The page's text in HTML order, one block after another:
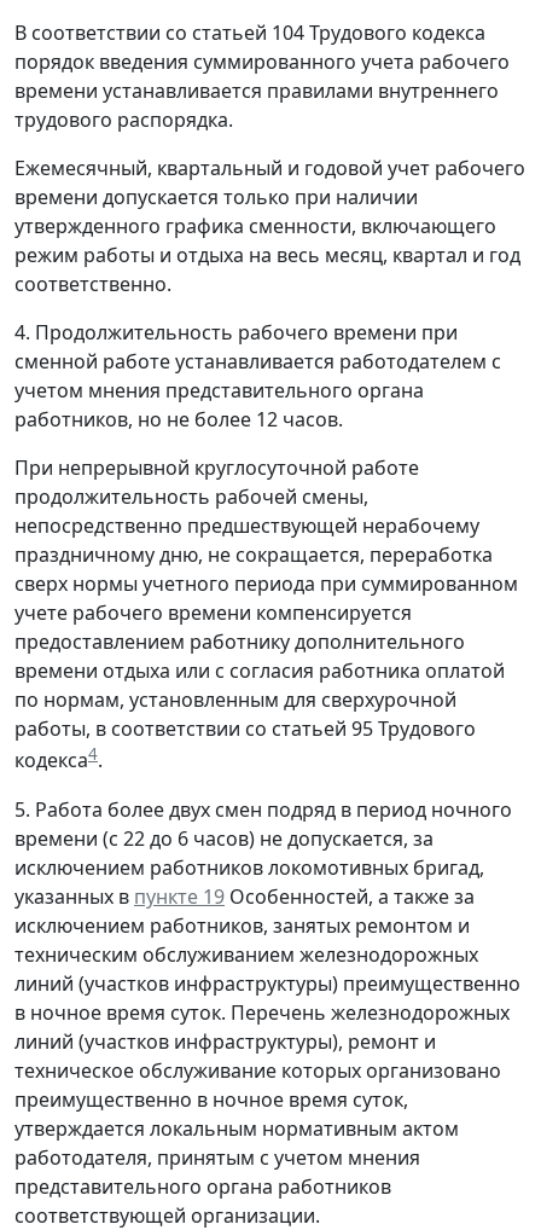
В соответствии со статьей 104 Трудового кодекса
порядок введения суммированного учета рабочего
времени устанавливается правилами внутреннего
трудового распорядка.
Ежемесячный, квартальный и годовой учет рабочего
времени допускается только при наличии
утвержденного графика сменности, включающего
режим работы и отдыха на весь месяц, квартал и год
соответственно.
4. Продолжительность рабочего времени при
сменной работе устанавливается работодателем с
учетом мнения представительного органа
работников, но не более 12 часов.
При непрерывной круглосуточной работе
продолжительность рабочей смены,
непосредственно предшествующей нерабочему
праздничному дню, не сокращается, переработка
сверх нормы учетного периода при суммированном
учете рабочего времени компенсируется
предоставлением работнику дополнительного
времени отдыха или с согласия работника оплатой
по нормам, установленным для сверхурочной
работы, в соответствии со статьей 95 Трудового
кодекса4.
5. Работа более двух смен подряд в период ночного
времени (с 22 до 6 часов) не допускается, за
исключением работников локомотивных бригад,
указанных в пункте 19 Особенностей, а также за
исключением работников, занятых ремонтом и
техническим обслуживанием железнодорожных
линий (участков инфраструктуры) преимущественно
в ночное время суток. Перечень железнодорожных
линий (участков инфраструктуры), ремонт и
техническое обслуживание которых организовано
преимущественно в ночное время суток,
утверждается локальным нормативным актом
работодателя, принятым с учетом мнения
представительного органа работников
соответствующей организации.